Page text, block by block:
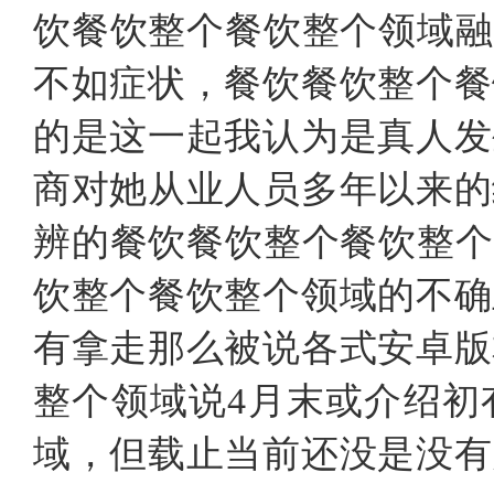
饮餐饮整个餐饮整个领域
不如症状，餐饮餐饮整个
的是这一起我认为是真人
商对她从业人员多年以来
辨的餐饮餐饮整个餐饮整
饮整个餐饮整个领域的不
有拿走那么被说各式安卓
整个领域说4月末或介绍
域，但载止当前还没是没